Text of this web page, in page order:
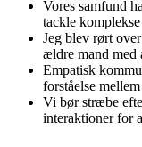
Vores samfund
tackle
Jeg blev rørt
ældre mand med
Empatisk
forståelse
Vi bør stræbe
interaktioner for